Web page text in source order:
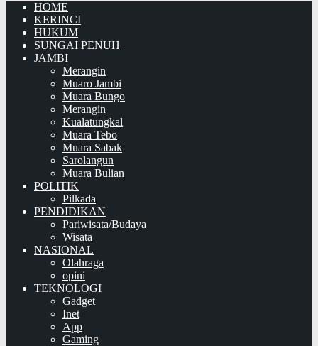
HOME
KERINCI
HUKUM
SUNGAI PENUH
JAMBI
Merangin
Muaro Jambi
Muara Bungo
Merangin
Kualatungkal
Muara Tebo
Muara Sabak
Sarolangun
Muara Bulian
POLITIK
Pilkada
PENDIDIKAN
Pariwisata/Budaya
Wisata
NASIONAL
Olahraga
opini
TEKNOLOGI
Gadget
Inet
App
Gaming